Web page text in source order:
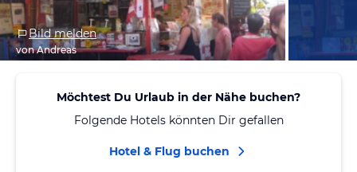
Bild melden
von Andreas
Möchtest Du Urlaub in der Nähe buchen?
Folgende Hotels könnten Dir gefallen
Hotel & Flug buchen